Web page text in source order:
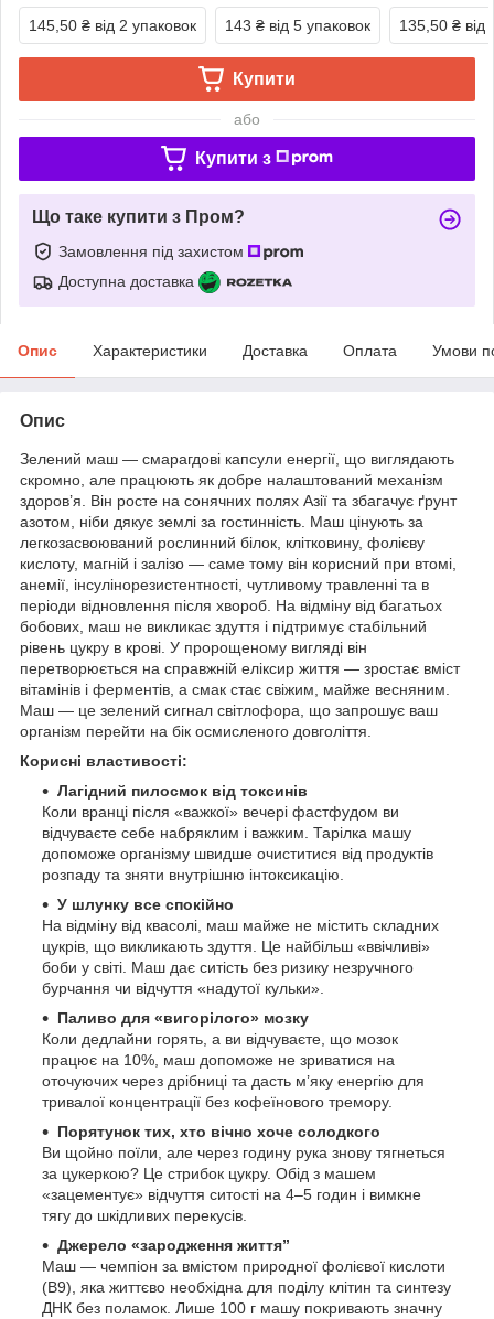
145,50 ₴ від 2 упаковок 143 ₴ від 5 упаковок 135,50 ₴ від
Купити
або
Купити з
Що таке купити з Пром?
Замовлення під захистом
Доступна доставка
Опис Характеристики Доставка Оплата Умови
Опис
Зелений маш — смарагдові капсули енергії, що виглядають
скромно, але працюють як добре налаштований механізм
здоров’я. Він росте на сонячних полях Азії та збагачує ґрунт
азотом, ніби дякує землі за гостинність. Маш цінують за
легкозасвоюваний рослинний білок, клітковину, фолієву
кислоту, магній і залізо — саме тому він корисний при втомі,
анемії, інсулінорезистентності, чутливому травленні та в
періоди відновлення після хвороб. На відміну від багатьох
бобових, маш не викликає здуття і підтримує стабільний
рівень цукру в крові. У пророщеному вигляді він
перетворюється на справжній еліксир життя — зростає вміст
вітамінів і ферментів, а смак стає свіжим, майже весняним.
Маш — це зелений сигнал світлофора, що запрошує ваш
організм перейти на бік осмисленого довголіття.
Корисні властивості:
Лагідний пилосмок від токсинів
Коли вранці після «важкої» вечері фастфудом ви
відчуваєте себе набряклим і важким. Тарілка машу
допоможе організму швидше очиститися від продуктів
розпаду та зняти внутрішню інтоксикацію.
У шлунку все спокійно
На відміну від квасолі, маш майже не містить складних
цукрів, що викликають здуття. Це найбільш «ввічливі»
боби у світі. Маш дає ситість без ризику незручного
бурчання чи відчуття «надутої кульки».
Паливо для «вигорілого» мозку
Коли дедлайни горять, а ви відчуваєте, що мозок
працює на 10%, маш допоможе не зриватися на
оточуючих через дрібниці та дасть м’яку енергію для
тривалої концентрації без кофеїнового тремору.
Порятунок тих, хто вічно хоче солодкого
Ви щойно поїли, але через годину рука знову тягнеться
за цукеркою? Це стрибок цукру. Обід з машем
«зацементує» відчуття ситості на 4–5 годин і вимкне
тягу до шкідливих перекусів.
Джерело «зародження життя”
Маш — чемпіон за вмістом природної фолієвої кислоти
(B9), яка життєво необхідна для поділу клітин та синтезу
ДНК без поламок. Лише 100 г машу покривають значну